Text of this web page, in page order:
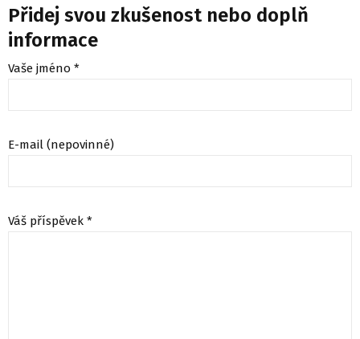
Přidej svou zkušenost nebo doplň
informace
Vaše jméno *
E-mail (nepovinné)
Váš příspěvek *